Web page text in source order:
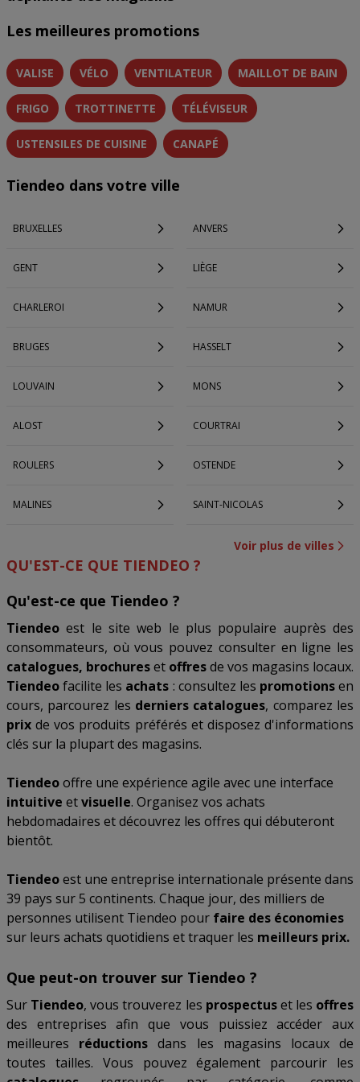
Les meilleures promotions
VALISE VÉLO VENTILATEUR MAILLOT DE BAIN
FRIGO TROTTINETTE TÉLÉVISEUR
USTENSILES DE CUISINE CANAPÉ
Tiendeo dans votre ville
BRUXELLES ANVERS
GENT LIÈGE
CHARLEROI NAMUR
BRUGES HASSELT
LOUVAIN MONS
ALOST COURTRAI
ROULERS OSTENDE
MALINES SAINT-NICOLAS
Voir plus de villes
QU'EST-CE QUE TIENDEO ?
Qu'est-ce que Tiendeo ?
Tiendeo est le site web le plus populaire auprès des
consommateurs, où vous pouvez consulter en ligne les
catalogues, brochureset offresde vos magasins locaux.
Tiendeofacilite les achats : consultez les promotionsen
cours, parcourez les derniers catalogues, comparez les
prix de vos produits préférés et disposez d'informations
clés sur la plupart des magasins.
Tiendeooffre une expérience agile avec une interface
intuitive etvisuelle. Organisez vos achats
hebdomadaires et découvrez les offres qui débuteront
bientôt.
Tiendeoest une entreprise internationale présente dans
39 pays sur 5 continents. Chaque jour, des milliers de
personnes utilisent Tiendeo pour faire des économies
sur leurs achats quotidiens et traquer les meilleurs prix.
Que peut-on trouver sur Tiendeo ?
Sur Tiendeo, vous trouverez les prospectuset les offres
des entreprises afin que vous puissiez accéder aux
meilleures réductions dans les magasins locaux de
toutes tailles. Vous pouvez également parcourir les